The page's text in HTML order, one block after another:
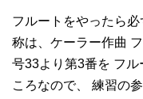
フルートをやったら
称は、ケーラー作曲
号33より第3番を フ
ころなので、 練習の